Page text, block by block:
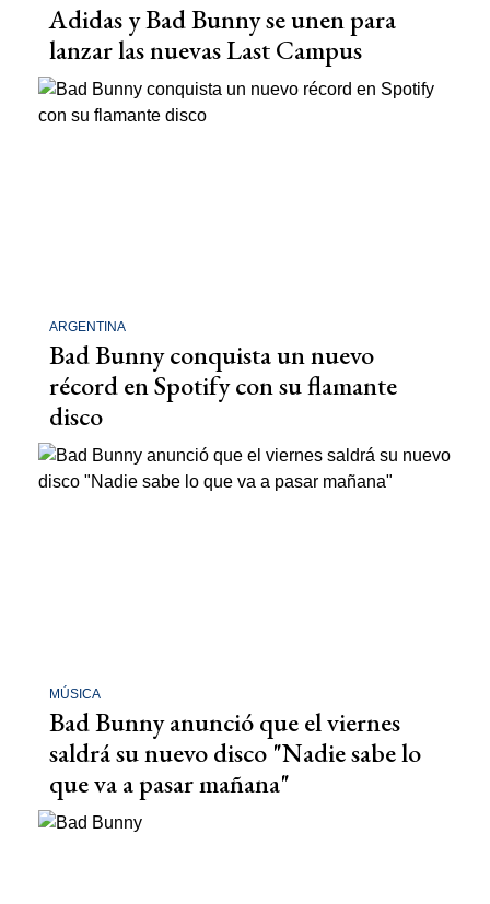
Adidas y Bad Bunny se unen para
lanzar las nuevas Last Campus
ARGENTINA
Bad Bunny conquista un nuevo
récord en Spotify con su flamante
disco
MÚSICA
Bad Bunny anunció que el viernes
saldrá su nuevo disco "Nadie sabe lo
que va a pasar mañana"